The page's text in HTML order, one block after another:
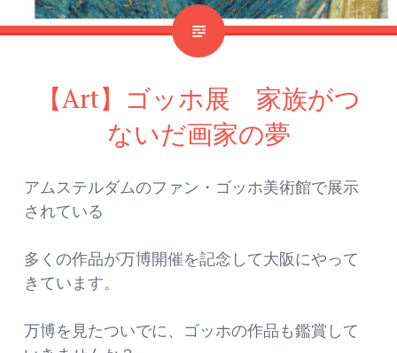
【Art】ゴッホ展 家族がつ
ないだ画家の夢
アムステルダムのファン・ゴッホ美術館で展示
されている
多くの作品が万博開催を記念して大阪にやって
きています。
万博を見たついでに、ゴッホの作品も鑑賞して